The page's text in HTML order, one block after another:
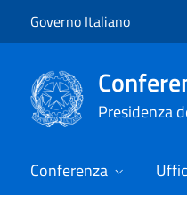
Governo Italiano
Presidenza
Conferenza